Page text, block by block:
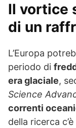
Il vortice
di un
L’Europa
periodo di
era glaciale,
Science
correnti
della ricerca c’è